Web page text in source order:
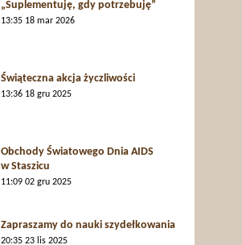
„Suplementuję, gdy potrzebuję”
13:35 18 mar 2026
Świąteczna akcja życzliwości
13:36 18 gru 2025
Obchody Światowego Dnia AIDS
w Staszicu
11:09 02 gru 2025
Zapraszamy do nauki szydełkowania
20:35 23 lis 2025